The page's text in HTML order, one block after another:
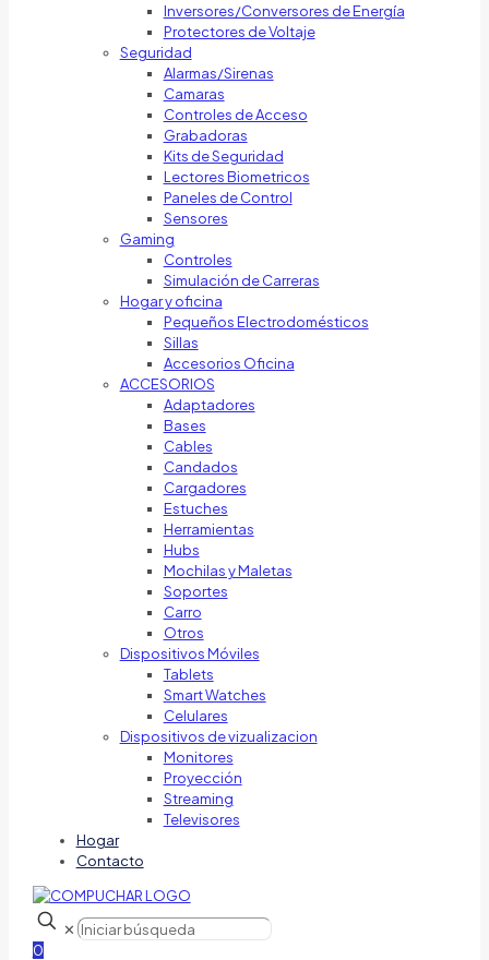
Inversores/Conversores de Energía
Protectores de Voltaje
Seguridad
Alarmas/Sirenas
Camaras
Controles de Acceso
Grabadoras
Kits de Seguridad
Lectores Biometricos
Paneles de Control
Sensores
Gaming
Controles
Simulación de Carreras
Hogar y oficina
Pequeños Electrodomésticos
Sillas
Accesorios Oficina
ACCESORIOS
Adaptadores
Bases
Cables
Candados
Cargadores
Estuches
Herramientas
Hubs
Mochilas y Maletas
Soportes
Carro
Otros
Dispositivos Móviles
Tablets
Smart Watches
Celulares
Dispositivos de vizualizacion
Monitores
Proyección
Streaming
Televisores
Hogar
Contacto
✕
0